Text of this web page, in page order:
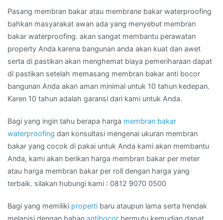
Pasang membran bakar atau membrane bakar waterproofing
bahkan masyarakat awan ada yang menyebut membran
bakar waterproofing. akan sangat membantu perawatan
property Anda karena bangunan anda akan kuat dan awet
serta di pastikan akan menghemat biaya pemeriharaan dapat
di pastikan setelah memasang membran bakar anti bocor
bangunan Anda akan aman minimal untuk 10 tahun kedepan.
Karen 10 tahun adalah garansi dari kami untuk Anda.
Bagi yang ingin tahu berapa harga membran bakar
waterproofing dan konsultasi mengenai ukuran membran
bakar yang cocok di pakai untuk Anda kami akan membantu
Anda, kami akan berikan harga membran bakar per meter
atau harga membran bakar per roll dengan harga yang
terbaik. silakan hubungi kami : 0812 9070 0500
Bagi yang memiliki properti baru ataupun lama serta hendak
melapisi dengan bahan antibocor bermutu kemudian dapat